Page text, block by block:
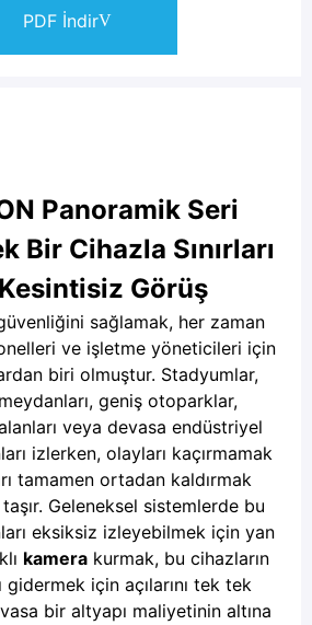
PDF İndir
Panoramik Seri
Bir Cihazla Sınırları
Görüş
sağlamak, her zaman
ve işletme yöneticileri için
biri olmuştur. Stadyumlar,
geniş otoparklar,
veya devasa endüstriyel
izlerken, olayları kaçırmamak
tamamen ortadan kaldırmak
Geleneksel sistemlerde bu
eksiksiz izleyebilmek için yan
kamera kurmak, bu cihazların
gidermek için açılarını tek tek
bir altyapı maliyetinin altına